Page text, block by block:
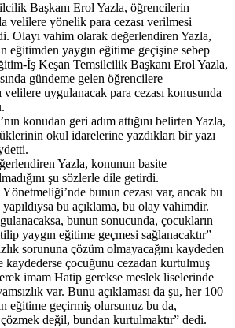
Başkanı Erol Yazla, öğrencilerin
velilere yönelik para cezası verilmesi
Olayı vahim olarak değerlendiren Yazla,
eğitimden yaygın eğitime geçişine sebep
İş Keşan Temsilcilik Başkanı Erol Yazla,
gündeme gelen öğrencilere
velilere uygulanacak para cezası konusunda
konudan geri adım attığını belirten Yazla,
okul idarelerine yazdıkları bir yazı
Yazla, konunun basite
şu sözlerle dile getirdi.
bunun cezası var, ancak bu
bu açıklama, bu olay vahimdir.
bunun sonucunda, çocukların
yaygın eğitime geçmesi sağlanacaktır”
sorununa çözüm olmayacağını kaydeden
kaydederse çocuğunu cezadan kurtulmuş
imam Hatip gerekse meslek liselerinde
var. Bunu açıklaması da şu, her 100
eğitime geçirmiş olursunuz bu da,
değil, bundan kurtulmaktır” dedi.